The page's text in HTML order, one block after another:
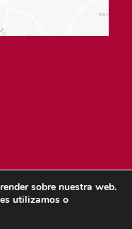
|Aviso legal
sobre nuestra web.
utilizamos o